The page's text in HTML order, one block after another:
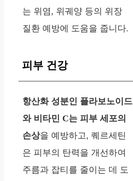
는 위염, 위궤양 등의 위장
질환 예방에 도움을 줍니다.
피부 건강
항산화 성분인 플라보노이드
와 비타민 C는 피부 세포의
손상을 예방하고, 퀘르세틴
은 피부의 탄력을 개선하여
주름과 잡티를 줄이는 데 도